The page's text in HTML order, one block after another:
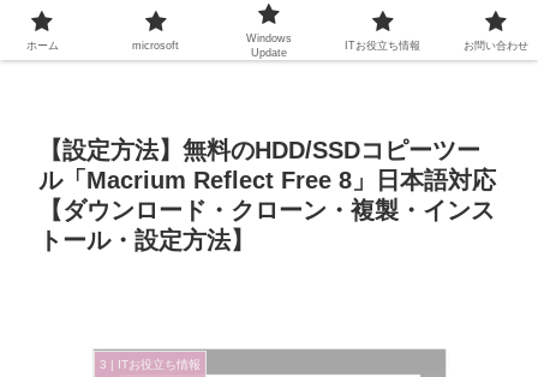
【設定方法】無料のHDD/SSDコピーツー
ル「Macrium Reflect Free 8」日本語対応
【ダウンロード・クローン・複製・インス
トール・設定方法】
3 | ITお役立ち情報
ホーム microsoft
Windows
Update
ITお役立ち情報 お問い合わせ